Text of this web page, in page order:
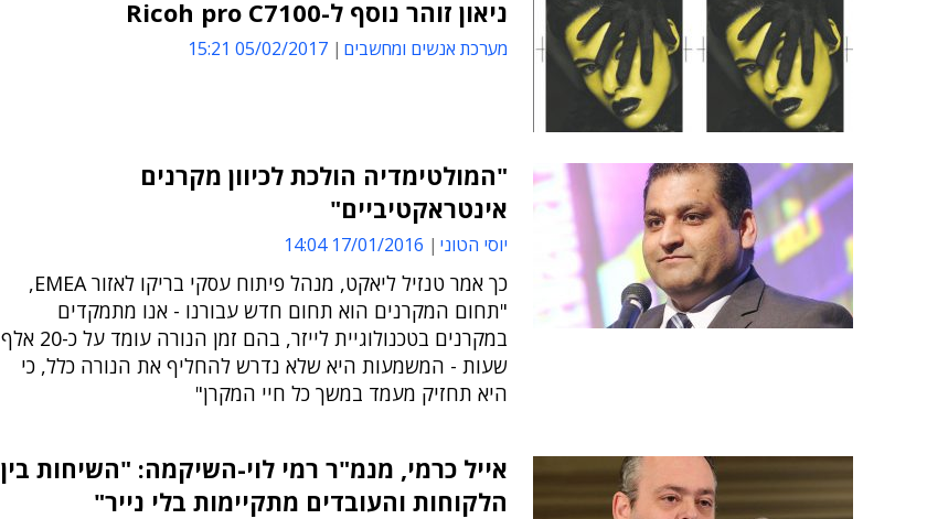
ניאון זוהר נוסף ל-Ricoh pro C7100
מערכת אנשים ומחשבים 05/02/2017 15:21
"המולטימדיה הולכת לכיוון מקרנים
אינטראקטיביים"
יוסי הטוני 17/01/2016 14:04
כך אמר טנזיל ליאקט, מנהל פיתוח עסקי בריקו לאזור EMEA,
"תחום המקרנים הוא תחום חדש עבורנו - אנו מתמקדים
במקרנים בטכנולוגיית לייזר, בהם זמן הנורה עומד על כ-20 אלף
שעות - המשמעות היא שלא נדרש להחליף את הנורה כלל, כי
היא תחזיק מעמד במשך כל חיי המקרן"
אייל כרמי, מנמ"ר רמי לוי-השיקמה: "השיחות בין
הלקוחות והעובדים מתקיימות בלי נייר"